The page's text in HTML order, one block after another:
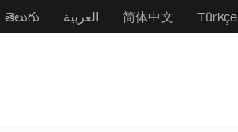
తెలుగు العربية 简体中文 Türkçe